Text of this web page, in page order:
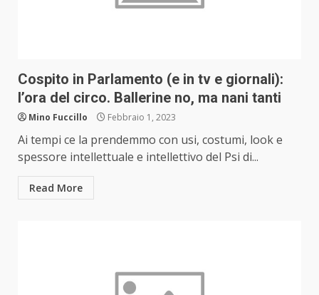
Cospito in Parlamento (e in tv e giornali):
l’ora del circo. Ballerine no, ma nani tanti
Mino Fuccillo Febbraio 1, 2023
Ai tempi ce la prendemmo con usi, costumi, look e
spessore intellettuale e intellettivo del Psi di...
Read More